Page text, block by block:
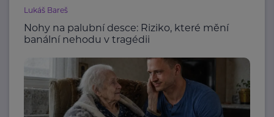
Lukáš Bareš
Nohy na palubní desce: Riziko, které mění
banální nehodu v tragédii